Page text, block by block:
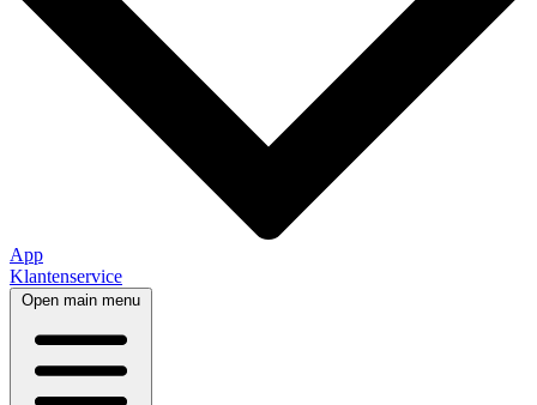
App
Klantenservice
Open main menu